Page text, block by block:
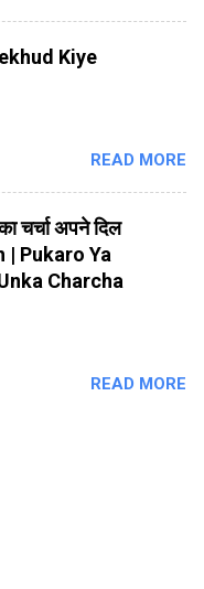
Kiye
READ MORE
चर्चा अपने दिल
| Pukaro Ya
Charcha
READ MORE